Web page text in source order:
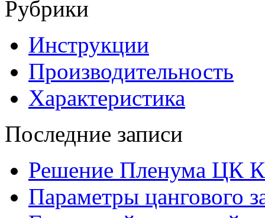
Рубрики
Инструкции
Производительность
Характеристика
Последние записи
Решение Пленума ЦК
Параметры цангового